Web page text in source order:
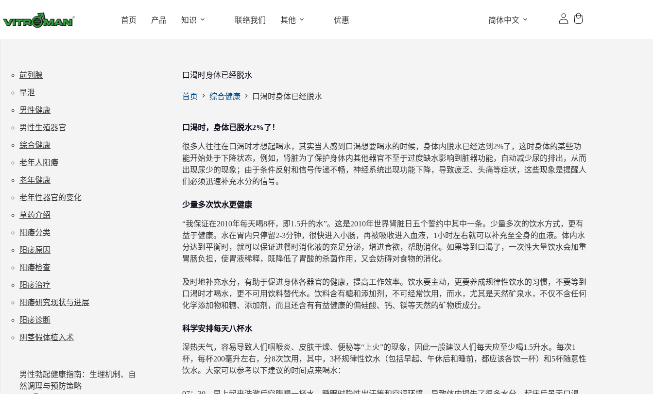
过
容
首页 产品 知识 联络我们 其他 优惠 简体中文
口渴时身体已经脱水
首页 综合健康 口渴时身体已经脱水
口渴时，身体已脱水2%了！
很多人往往在口渴时才想起喝水，其实当人感到口渴想要喝水的时候，身体内脱水已经达到2%了，这时身体的某些功
能开始处于下降状态，例如，肾脏为了保护身体内其他器官不至于过度缺水影响到脏器功能，自动减少尿的排出，从而
出现尿少的现象；由于条件反射和信号传递不畅，神经系统出现功能下降，导致疲乏、头痛等症状，这些现象是提醒人
们必须迅速补充水分的信号。
少量多次饮水更健康
“我保证在2010年每天喝8杯，即1.5升的水”。这是2010年世界肾脏日五个誓约中其中一条。少量多次的饮水方式，更有
益于健康。水在胃内只停留2-3分钟，很快进入小肠，再被吸收进入血液，1小时左右就可以补充至全身的血液。体内水
分达到平衡时，就可以保证进餐时消化液的充足分泌，增进食欲，帮助消化。如果等到口渴了，一次性大量饮水会加重
胃肠负担，使胃液稀释，既降低了胃酸的杀菌作用，又会妨碍对食物的消化。
及时地补充水分，有助于促进身体各器官的健康，提高工作效率。饮水要主动，更要养成规律性饮水的习惯，不要等到
口渴时才喝水，更不可用饮料替代水。饮料含有糖和添加剂，不可经常饮用，而水，尤其是天然矿泉水，不仅不含任何
化学添加物和糖、添加剂，而且还含有有益健康的偏硅酸、钙、镁等天然的矿物质成分。
科学安排每天八杯水
湿热天气，容易导致人们咽喉炎、皮肤干燥、便秘等“上火”的现象，因此一般建议人们每天应至少喝1.5升水。每次1
杯，每杯200毫升左右，分8次饮用，其中，3杯规律性饮水（包括早起、午休后和睡前，都应该各饮一杯）和5杯随意性
饮水。大家可以参考以下建议的时间点来喝水：
前列腺
早泄
男性健康
男性生殖器官
综合健康
老年人阳痿
老年健康
老年性器官的变化
草药介绍
阳痿分类
阳痿原因
阳痿检查
阳痿治疗
阳痿研究现状与进展
阳痿诊断
阴茎假体植入术
男性勃起健康指南：生理机制、自
然调理与预防策略